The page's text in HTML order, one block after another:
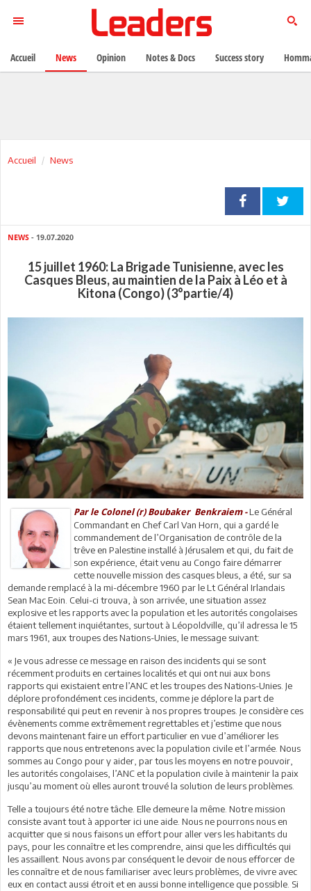
Accueil News
NEWS - 19.07.2020
15 juillet 1960: La Brigade Tunisienne, avec les
Casques Bleus, au maintien de la Paix à Léo et à
Kitona (Congo) (3°partie/4)
Par le Colonel (r) Boubaker Benkraiem - Le Général
Commandant en Chef Carl Van Horn, qui a gardé le
commandement de l’Organisation de contrôle de la
trêve en Palestine installé à Jérusalem et qui, du fait de
son expérience, était venu au Congo faire démarrer
cette nouvelle mission des casques bleus, a été, sur sa
demande remplacé à la mi-décembre 1960 par le Lt Général Irlandais
Sean Mac Eoin. Celui-ci trouva, à son arrivée, une situation assez
explosive et les rapports avec la population et les autorités congolaises
étaient tellement inquiétantes, surtout à Léopoldville, qu’il adressa le 15
mars 1961, aux troupes des Nations-Unies, le message suivant:
« Je vous adresse ce message en raison des incidents qui se sont
récemment produits en certaines localités et qui ont nui aux bons
rapports qui existaient entre l’ANC et les troupes des Nations-Unies. Je
déplore profondément ces incidents, comme je déplore la part de
responsabilité qui peut en revenir à nos propres troupes. Je considère ces
évènements comme extrêmement regrettables et j’estime que nous
devons maintenant faire un effort particulier en vue d’améliorer les
rapports que nous entretenons avec la population civile et l’armée. Nous
sommes au Congo pour y aider, par tous les moyens en notre pouvoir,
les autorités congolaises, l’ANC et la population civile à maintenir la paix
jusqu’au moment où elles auront trouvé la solution de leurs problèmes.
Telle a toujours été notre tâche. Elle demeure la même. Notre mission
consiste avant tout à apporter ici une aide. Nous ne pourrons nous en
acquitter que si nous faisons un effort pour aller vers les habitants du
pays, pour les connaître et les comprendre, ainsi que les difficultés qui
les assaillent. Nous avons par conséquent le devoir de nous efforcer de
les connaître et de nous familiariser avec leurs problèmes, de vivre avec
eux en contact aussi étroit et en aussi bonne intelligence que possible. Si
Accueil News Opinion Notes & Docs Success story